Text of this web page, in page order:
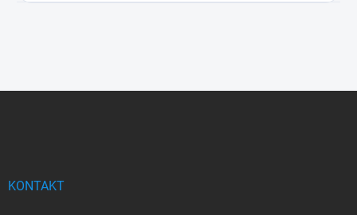
KONTAKT